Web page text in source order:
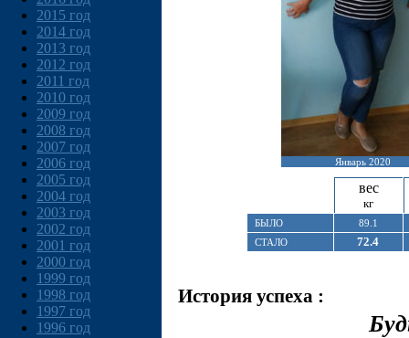
2015 год
2014 год
2013 год
2012 год
2011 год
2010 год
2009 год
2008 год
2007 год
2006 год
2005 год
2004 год
2003 год
2002 год
2001 год
2000 год
1999 год
1998 год
1997 год
1996 год
Январь 2020
вес
кг
БЫЛО
89.1
СТАЛО
72.4
История успеха :